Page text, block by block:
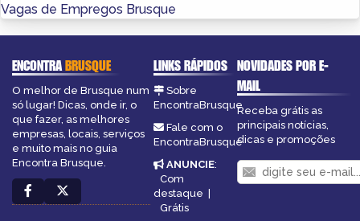
Vagas de Empregos Brusque
ENCONTRABRUSQUE
O melhor de Brusque num
só lugar! Dicas, onde ir, o
que fazer, as melhores
empresas, locais, serviços
e muito mais no guia
Encontra Brusque.
LINKS RÁPIDOS
Sobre
EncontraBrusque
Fale com o
EncontraBrusque
ANUNCIE:
Com
destaque
Grátis
NOVIDADES POR E-
MAIL
Receba grátis as
principais notícias,
dicas e promoções